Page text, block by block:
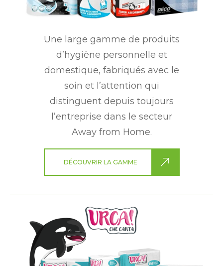
Une large gamme de produits
d’hygiène personnelle et
domestique, fabriqués avec le
soin et l’attention qui
distinguent depuis toujours
l’entreprise dans le secteur
Away from Home.
DÉCOUVRIR LA GAMME